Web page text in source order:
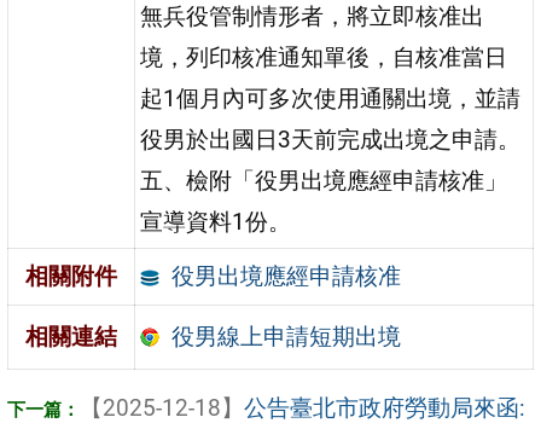
無兵役管制情形者，將立即核准出
境，列印核准通知單後，自核准當日
起1個月內可多次使用通關出境，並請
役男於出國日3天前完成出境之申請。
五、檢附「役男出境應經申請核准」
宣導資料1份。
相關附件
役男出境應經申請核准
相關連結 役男線上申請短期出境
【2025-12-18】 公告臺北市政府勞動局來函: